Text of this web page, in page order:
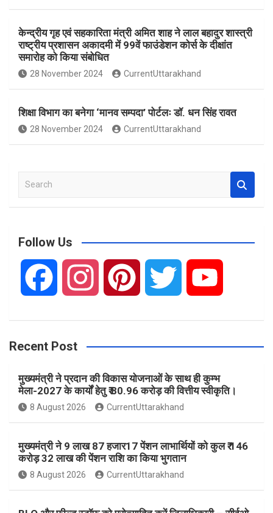
केन्द्रीय गृह एवं सहकारिता मंत्री अमित शाह ने लाल बहादुर शास्त्री
राष्ट्रीय प्रशासन अकादमी में 99वें फाउंडेशन कोर्स के दीक्षांत
समारोह को किया संबोधित
28 November 2024 CurrentUttarakhand
शिक्षा विभाग का बनेगा ‘मानव सम्पदा’ पोर्टलः डॉ. धन सिंह रावत
28 November 2024 CurrentUttarakhand
a
c
Follow Us
c
e
b
o
s
t
a
g
n
t
e
r
i
t
t
e
u
T
u
Recent Post
मुख्यमंत्री ने प्रदान की विकास योजनाओं के साथ ही कुम्भ
मेला-2027 के कार्यों हेतु ₹ 80.96 करोड़ की वित्तीय स्वीकृति।
8 August 2026 CurrentUttarakhand
मुख्यमंत्री ने 9 लाख 87 हजार17 पेंशन लाभार्थियों को कुल ₹ 146
करोड़ 32 लाख की पेंशन राशि का किया भुगतान
8 August 2026 CurrentUttarakhand